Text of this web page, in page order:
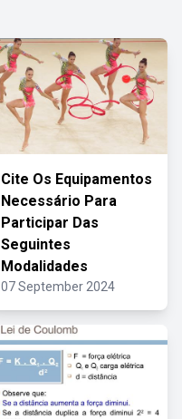
Cite Os Equipamentos
Necessário Para
Participar Das
Seguintes
Modalidades
07 September 2024